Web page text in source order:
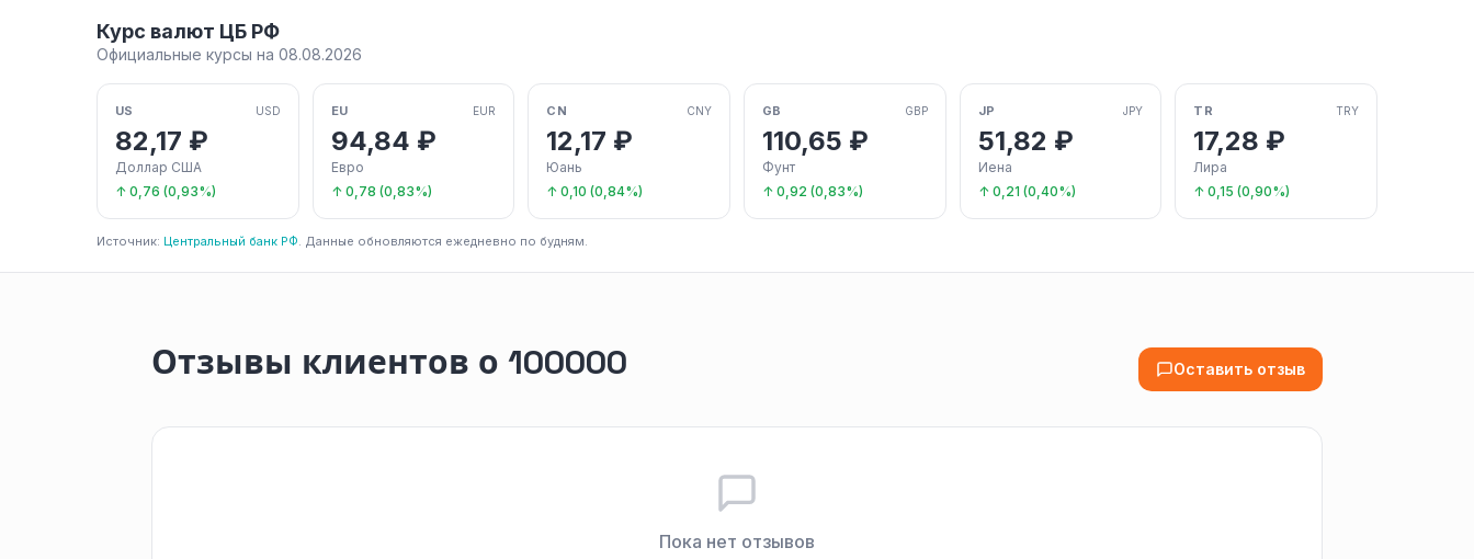
Курс валют ЦБ РФ
Официальные курсы на 08.08.2026
US USD
82,17 ₽
Доллар США
↑ 0,76 (0,93%)
EU EUR
94,84 ₽
Евро
↑ 0,78 (0,83%)
CN CNY
12,17 ₽
Юань
↑ 0,10 (0,84%)
GB GBP
110,65 ₽
Фунт
↑ 0,92 (0,83%)
JP JPY
51,82 ₽
Иена
↑ 0,21 (0,40%)
TR TRY
17,28 ₽
Лира
↑ 0,15 (0,90%)
Источник: Центральный банк РФ. Данные обновляются ежедневно по будням.
Отзывы клиентов о 100000 Оставить отзыв
Пока нет отзывов